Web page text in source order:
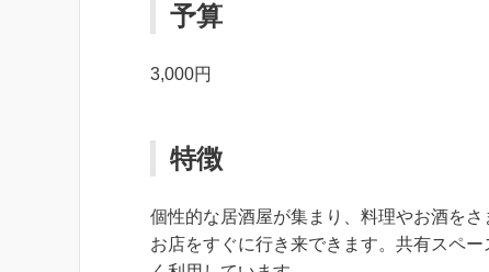
予算
3,000円
特徴
個性的な居酒屋が集まり、料理やお酒を
お店をすぐに行き来できます。共有スペ